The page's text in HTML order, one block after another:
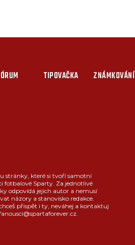
TIPOVAČKA ZNÁMKOVÁNÍ
stránky, které si tvoří samotní
fotbalové Sparty. Za jednotlivé
odpovídá jejich autor a nemusí
názory a stanovisko redakce.
přispět i ty, neváhej a kontaktuj